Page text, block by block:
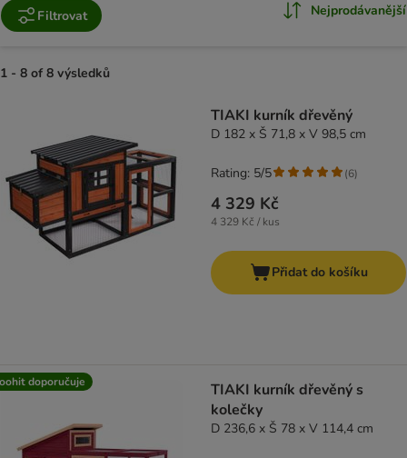
Filtrovat Nejprodávanější
1 - 8 of 8 výsledků
TIAKI kurník dřevěný
D 182 x Š 71,8 x V 98,5 cm
4 329 Kč
4 329 Kč / kus
Rating: 5/5 (6)
Přidat do košíku
doporučuje
TIAKI kurník dřevěný s
kolečky
D 236,6 x Š 78 x V 114,4 cm